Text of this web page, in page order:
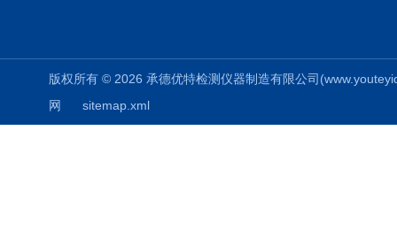
版权所有 © 2026 承德优特检测仪器制造有限公司
网
sitemap.xml